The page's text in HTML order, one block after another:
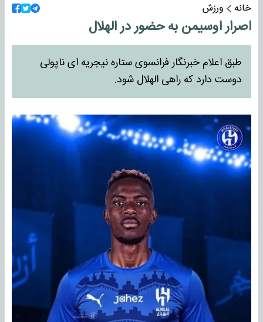
خانه
ورزش
اصرار اوسیمن به حضور در الهلال
طبق اعلام خبرنگار فرانسوی ستاره نیجریه ای ناپولی
دوست دارد که راهی الهلال شود.